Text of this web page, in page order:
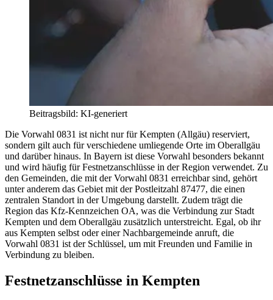
Beitragsbild: KI-generiert
Die Vorwahl 0831 ist nicht nur für Kempten (Allgäu) reserviert,
sondern gilt auch für verschiedene umliegende Orte im Oberallgäu
und darüber hinaus. In Bayern ist diese Vorwahl besonders bekannt
und wird häufig für Festnetzanschlüsse in der Region verwendet. Zu
den Gemeinden, die mit der Vorwahl 0831 erreichbar sind, gehört
unter anderem das Gebiet mit der Postleitzahl 87477, die einen
zentralen Standort in der Umgebung darstellt. Zudem trägt die
Region das Kfz-Kennzeichen OA, was die Verbindung zur Stadt
Kempten und dem Oberallgäu zusätzlich unterstreicht. Egal, ob ihr
aus Kempten selbst oder einer Nachbargemeinde anruft, die
Vorwahl 0831 ist der Schlüssel, um mit Freunden und Familie in
Verbindung zu bleiben.
Festnetzanschlüsse in Kempten